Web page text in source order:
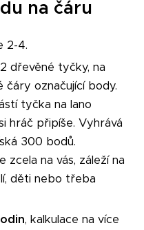
na čáru
2-4.
dřevěné tyčky, na
označující body.
tyčka na lano
hráč připíše. Vyhrává
300 bodů.
zcela na vás, záleží na
děti nebo třeba
, kalkulace na více